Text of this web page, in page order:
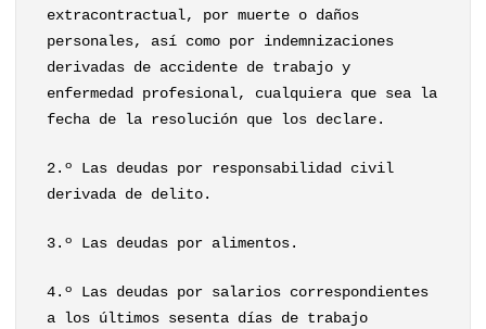
extracontractual, por muerte o daños
personales, así como por indemnizaciones
derivadas de accidente de trabajo y
enfermedad profesional, cualquiera que sea la
fecha de la resolución que los declare.
2.º Las deudas por responsabilidad civil
derivada de delito.
3.º Las deudas por alimentos.
4.º Las deudas por salarios correspondientes
a los últimos sesenta días de trabajo